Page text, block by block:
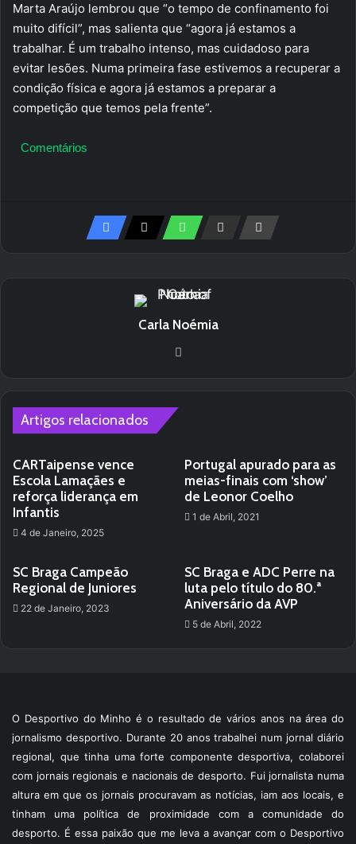
Marta Araújo lembrou que “o tempo de confinamento foi
muito difícil”, mas salienta que “agora já estamos a
trabalhar. É um trabalho intenso, mas cuidadoso para
evitar lesões. Numa primeira fase estivemos a recuperar a
condição física e agora já estamos a preparar a
competição que temos pela frente”.
Comentários
Carla Noémia
Artigos relacionados
CARTaipense vence
Escola Lamaçães e
reforça liderança em
Infantis
4 de Janeiro, 2025
Portugal apurado para as
meias-finais com ‘show’
de Leonor Coelho
1 de Abril, 2021
SC Braga Campeão
Regional de Juniores
22 de Janeiro, 2023
SC Braga e ADC Perre na
luta pelo título do 80.ª
Aniversário da AVP
5 de Abril, 2022
O Desportivo do Minho é o resultado de vários anos na área do
jornalismo desportivo. Durante 20 anos trabalhei num jornal diário
regional, que tinha uma forte componente desportiva, colaborei
com jornais regionais e nacionais de desporto. Fui jornalista numa
altura em que os jornais procuravam as notícias, iam aos locais, e
tinham uma política de proximidade com a comunidade do
desporto. É essa paixão que me leva a avançar com o Desportivo